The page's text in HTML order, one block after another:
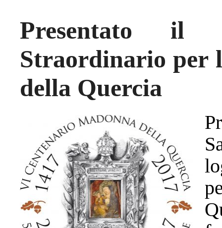
Presentato il
Straordinario per
della Quercia